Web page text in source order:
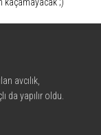
avcılık,
da yapılır oldu.
meydana